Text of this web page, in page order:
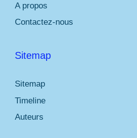
A propos
Contactez-nous
Sitemap
Sitemap
Timeline
Auteurs